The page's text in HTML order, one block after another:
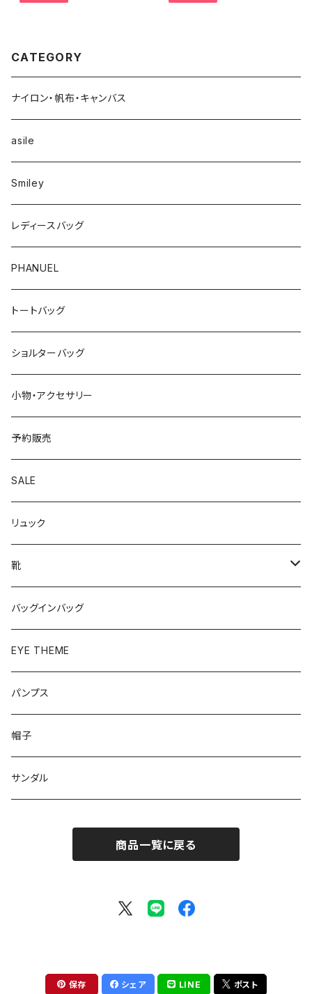
CATEGORY
ナイロン・帆布・キャンバス
asile
Smiley
レディースバッグ
PHANUEL
トートバッグ
ショルターバッグ
小物・アクセサリー
予約販売
SALE
リュック
靴
パンプス
ベーシック
ローファー
ブーツ
バッグインバッグ
EYE THEME
パンプス
帽子
サンダル
商品一覧に戻る
保存 シェア LINE ポスト